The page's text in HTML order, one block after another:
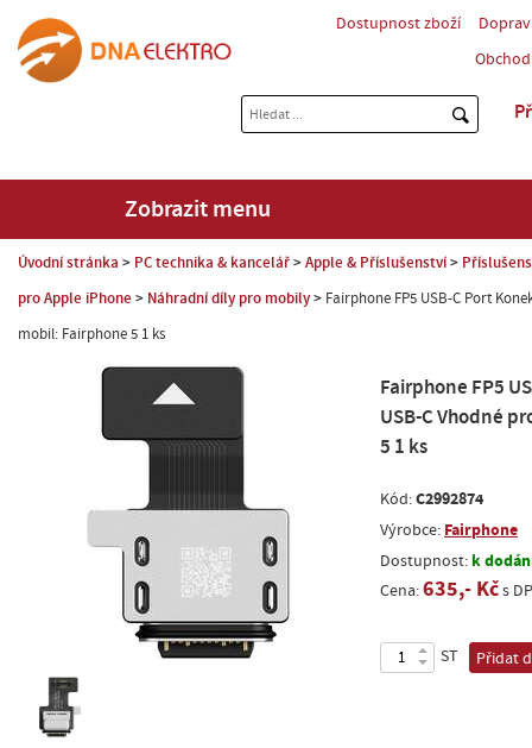
Dostupnost zboží
Zobrazit menu
Úvodní stránka PC technika & kancelář Apple & Příslušenství
pro Apple iPhone Náhradní díly pro mobily Fairphone FP5 USB-C Port
mobil: Fairphone 5 1 ks
Fairphone FP5
USB-C Vhodné
5 1 ks
Kód:C2992874
Výrobce: Fairphone
Dostupnost:k
Cena:635,- Kčs
ST Přidat